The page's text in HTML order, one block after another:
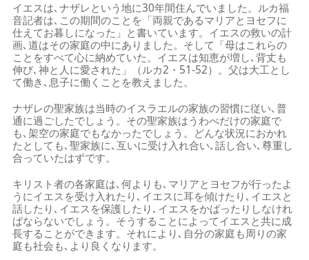
イエスは､ナザレという地に30年間住んでいました。ルカ福
音記者は､この期間のことを「両親であるマリアとヨセフに
仕えてお暮しになった」と書いています。イエスの救いの計
画､道はその家庭の中にありました。そして「母はこれらの
ことをすべて心に納めていた。イエスは知恵が増し､背丈も
伸び､神と人に愛された」（ルカ2・51-52）。父は大工とし
て働き､息子に働くことを教えました。
ナザレの聖家族は当時のイスラエルの家族の習慣に従い､普
通に過ごしたでしょう。その聖家族はうわべだけの家庭で
も､架空の家庭でもなかったでしょう。どんな状況におかれ
たとしても､聖家族に､互いに受け入れ合い､話し合い､尊重し
合っていたはずです。
キリスト者の各家庭は､何よりも､マリアとヨセフが行ったよ
うにイエスを受け入れたり､イエスに耳を傾けたり､イエスと
話したり､イエスを保護したり､イエスをかばったりしなけれ
ばならないでしょう。そうすることによってイエスと共に成
長することができます。それにより､自分の家庭も周りの家
庭も社会も､より良くなります。